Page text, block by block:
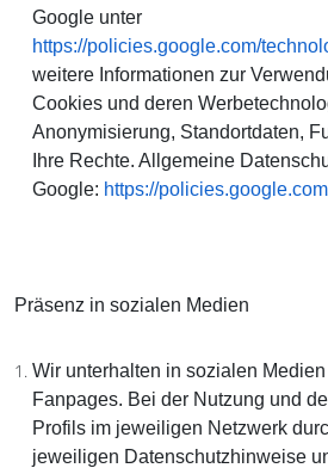
Google unter
https://policies.google.com/
weitere Informationen zur
Cookies und deren
Anonymisierung, Standortdaten,
Ihre Rechte. Allgemeine
Google: https://
Präsenz in sozialen Medien
Wir unterhalten in sozialen
Fanpages. Bei der Nutzung und
Profils im jeweiligen Netzwerk
jeweiligen Datenschutzhinweise